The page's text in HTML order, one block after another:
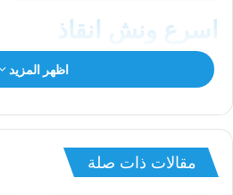
اسرع ونش انقاذ
إذا تعطلت سياراتك فجاة فإنونش
اختيار لك , يصلكاسرع ونش الانقاذ
نعمل 24 ساعة على مدار الساعة و طوال أيام الأسبوع.
كل ما تحتاج إليه هو الاتصال بنا علي رقم
اظهر المزيد
مقالات ذات صلة